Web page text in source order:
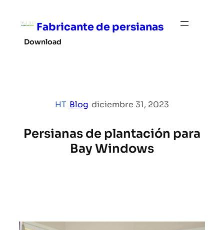
Fabricante de persianas
Download
HT Blog diciembre 31, 2023
Persianas de plantación para
Bay Windows